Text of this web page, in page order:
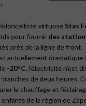
virtuose Stas
pour fournir des
près de la ligne de front.
actuellement dramatique
-20°C, l’électricité n’est
tranches de deux heures.
le chauffage et
enfants de la région de